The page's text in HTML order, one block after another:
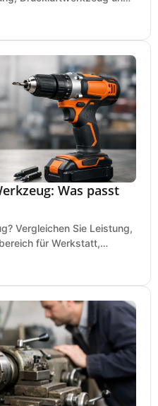
Was passt
Vergleichen Sie Leistung,
für Werkstatt,